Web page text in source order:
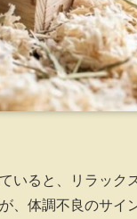
いると、リラック
、体調不良のサイ